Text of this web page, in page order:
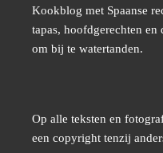
Kookblog met Spaanse
tapas, hoofdgerechten en
om bij te watertanden.
Op alle teksten en
een copyright tenzij